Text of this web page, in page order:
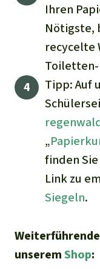
Ihren
Nötigste,
recycelte
Tipp: Auf
„
finden
Link zu
Siegeln.
unseremShop: